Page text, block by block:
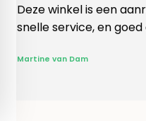
is een aanrader!
en goed advies.
Dam